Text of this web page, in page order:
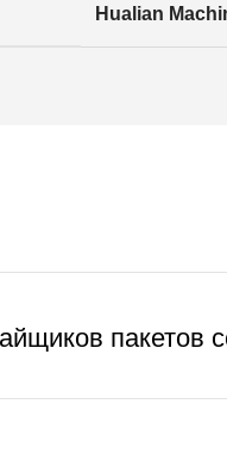
Hualian
пакетов